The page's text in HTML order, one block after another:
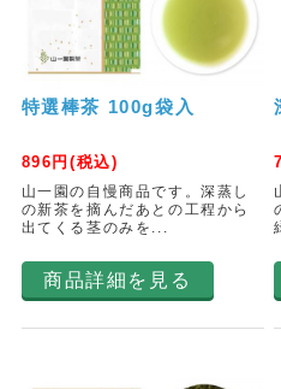
特選棒茶 100g袋入
896円(税込)
山一園の自慢商品です。深蒸し
の新茶を摘んだあとの工程から
出てくる茎のみを...
商品詳細を見る